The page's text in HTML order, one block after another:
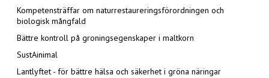
Kompetensträffar om naturrestaureringsförordningen och
biologisk mångfald
Bättre kontroll på groningsegenskaper i maltkorn
SustAinimal
Lantlyftet - för bättre hälsa och säkerhet i gröna näringar